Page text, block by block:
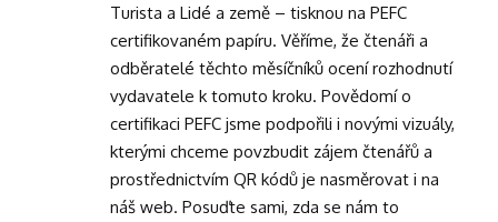
Turista a Lidé a země – tisknou na PEFC
certifikovaném papíru. Věříme, že čtenáři a
odběratelé těchto měsíčníků ocení rozhodnutí
vydavatele k tomuto kroku. Povědomí o
certifikaci PEFC jsme podpořili i novými vizuály,
kterými chceme povzbudit zájem čtenářů a
prostřednictvím QR kódů je nasměrovat i na
náš web. Posuďte sami, zda se nám to